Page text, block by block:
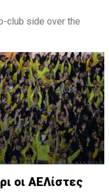
club side over the
on the move and
15, 2023
οι ΑΕΛίστες